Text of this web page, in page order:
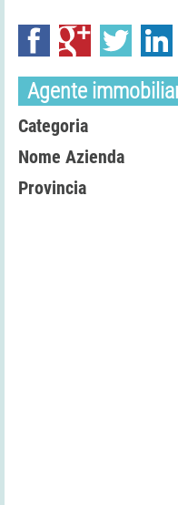
Agente
Categoria
Nome Azienda
Provincia